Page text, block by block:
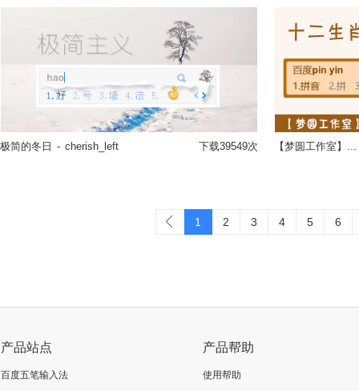
立即换肤
极简的冬日 - cherish_left 下载39549次 【梦圆工作室】...
1 2 3 4 5 6
产品站点
百度五笔输入法
产品帮助
使用帮助